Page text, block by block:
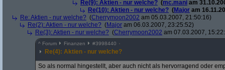
Re(9): Aktien - nur welche? (mc.mani am
Re(10): Aktien - nur welche? (Major am
Re: Aktien - nur welche? (Cherrymoon2002 am 05.03.2007, 21:50:16)
Re(2): Aktien - nur welche? (Major am 06.03.2007, 23:25:52)
Re(3): Aktien - nur welche? (Cherrymoon2002 am 07.03.2007,
^ Forum Finanzen #3998440
Re(4): Aktien - nur welche?
So als normal hingestellt, aber auch nicht als hervorragend oder